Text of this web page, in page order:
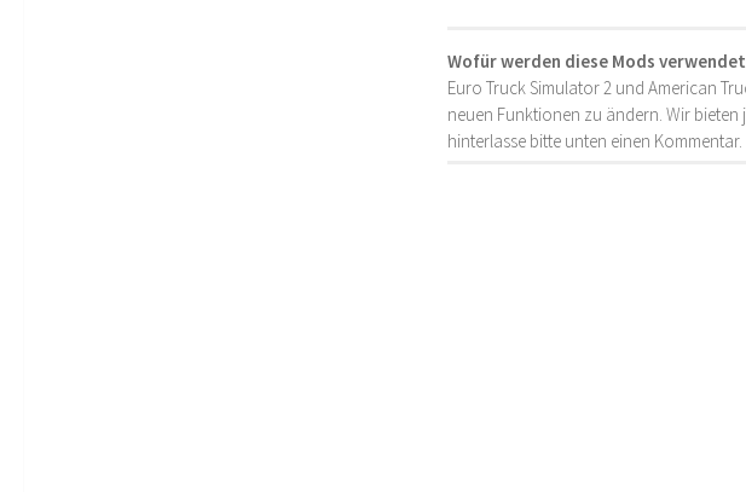
Wofür werden diese Mods
Euro Truck Simulator 2 und American
neuen Funktionen zu ändern. Wir bieten
hinterlasse bitte unten einen Kommentar.